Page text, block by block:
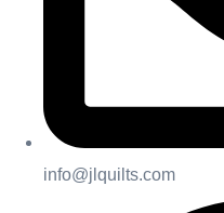
info@jlquilts.com